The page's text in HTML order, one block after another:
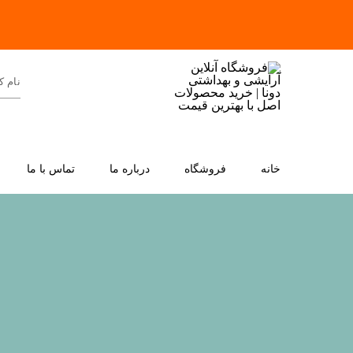
خانه فروشگاه درباره ما تماس با ما